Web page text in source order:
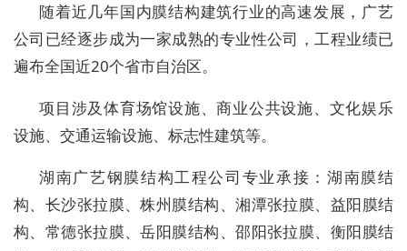
随着近几年国内膜结构建筑行业的高速发展，广艺
公司已经逐步成为一家成熟的专业性公司，工程业绩已
遍布全国近20个省市自治区。
项目涉及体育场馆设施、商业公共设施、文化娱乐
设施、交通运输设施、标志性建筑等。
湖南广艺钢膜结构工程公司专业承接：湖南膜结
构、长沙张拉膜、株州膜结构、湘潭张拉膜、益阳膜结
构、常德张拉膜、岳阳膜结构、邵阳张拉膜、衡阳膜结